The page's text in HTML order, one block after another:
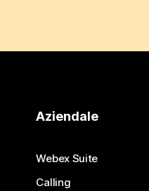
Aziendale
Webex Suite
Calling